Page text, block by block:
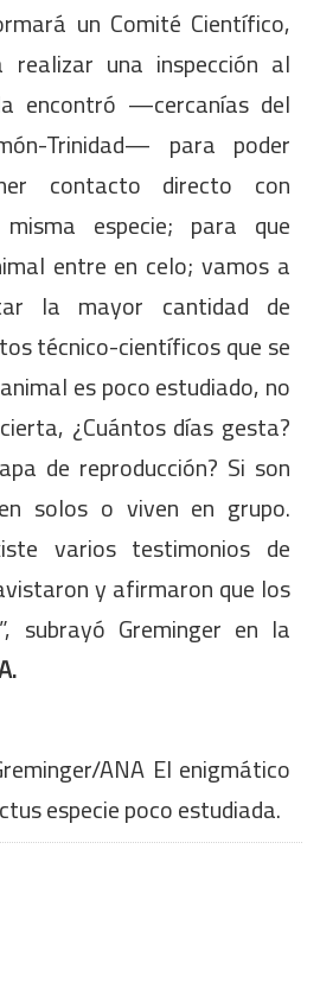
un Comité Científico,
realizar una inspección al
encontró —cercanías del
Trinidad— para poder
contacto directo con
especie; para que
entre en celo; vamos a
la mayor cantidad de
técnico-científicos que se
es poco estudiado, no
¿Cuántos días gesta?
de reproducción? Si son
solos o viven en grupo.
varios testimonios de
y afirmaron que los
subrayó Greminger en la
ANA El enigmático
especie poco estudiada.